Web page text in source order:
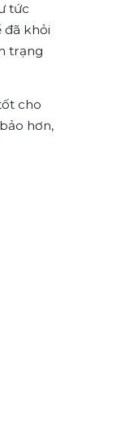
tức
đã khỏi
trạng
cho
hơn,